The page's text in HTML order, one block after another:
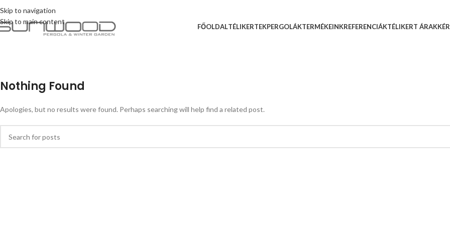
Skip to navigation
Skip to main content
FŐOLDALTÉLIKERTEKPERGOLÁKTERMÉKEINKREFERENCIÁKTÉLIKERT ÁRAK
Nothing Found
Apologies, but no results were found. Perhaps searching will help find a related post.